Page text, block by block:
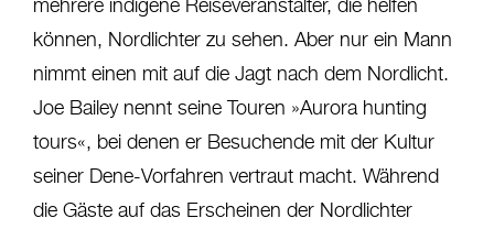
mehrere indigene Reiseveranstalter, die helfen
können, Nordlichter zu sehen. Aber nur ein Mann
nimmt einen mit auf die Jagt nach dem Nordlicht.
Joe Bailey nennt seine Touren »Aurora hunting
tours«, bei denen er Besuchende mit der Kultur
seiner Dene-Vorfahren vertraut macht. Während
die Gäste auf das Erscheinen der Nordlichter